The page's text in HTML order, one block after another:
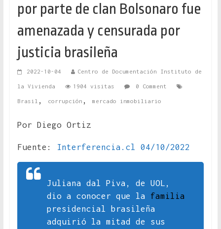
por parte de clan Bolsonaro fue
amenazada y censurada por
justicia brasileña
2022-10-04 Centro de Documentación Instituto de
la Vivienda 1904 visitas 0 Comment
Brasil , corrupción , mercado inmobiliario
Por Diego Ortiz
Fuente: Interferencia.cl 04/10/2022
Juliana dal Piva, de UOL ,
dio a conocer que la familia
presidencial brasileña
adquirió la mitad de sus